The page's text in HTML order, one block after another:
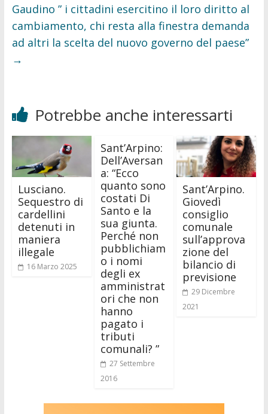
Gaudino ” i cittadini esercitino il loro diritto al
cambiamento, chi resta alla finestra demanda
ad altri la scelta del nuovo governo del paese”
→
Potrebbe anche interessarti
Lusciano.
Sequestro di
cardellini
detenuti in
maniera
illegale
16 Marzo 2025
Sant’Arpino:
Dell’Aversan
a: “Ecco
quanto sono
costati Di
Santo e la
sua giunta.
Perché non
pubblichiam
o i nomi
degli ex
amministrat
ori che non
hanno
pagato i
tributi
comunali? ”
27 Settembre
2016
Sant’Arpino.
Giovedì
consiglio
comunale
sull’approva
zione del
bilancio di
previsione
29 Dicembre
2021